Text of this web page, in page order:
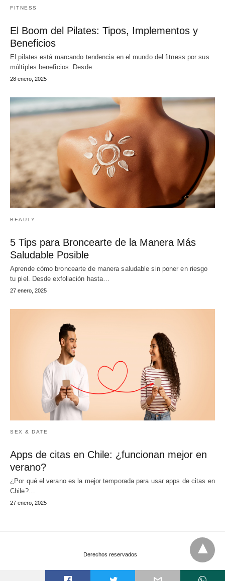
FITNESS
El Boom del Pilates: Tipos, Implementos y
Beneficios
El pilates está marcando tendencia en el mundo del fitness por sus
múltiples beneficios. Desde…
28 enero, 2025
BEAUTY
5 Tips para Broncearte de la Manera Más
Saludable Posible
Aprende cómo broncearte de manera saludable sin poner en riesgo
tu piel. Desde exfoliación hasta…
27 enero, 2025
SEX & DATE
Apps de citas en Chile: ¿funcionan mejor en
verano?
¿Por qué el verano es la mejor temporada para usar apps de citas en
Chile?…
27 enero, 2025
Derechos reservados